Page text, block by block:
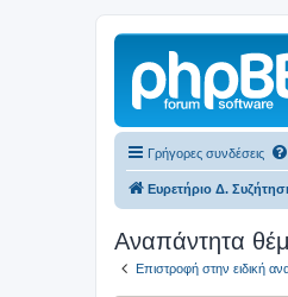
Γρήγορες συνδέσεις
Ευρετήριο Δ.
Αναπάντητα
Επιστροφή στην ειδική